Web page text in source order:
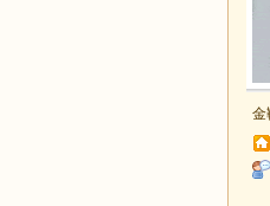
金